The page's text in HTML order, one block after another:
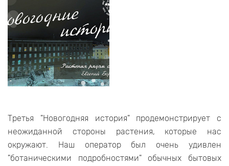
Третья "Новогодняя история" продемонстрирует с
неожиданной стороны растения, которые нас
окружают. Наш оператор был очень удивлен
"ботаническими подробностями" обычных бытовых